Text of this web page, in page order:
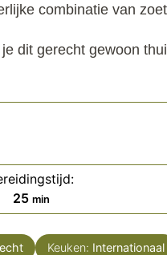
combinatie van
dit gerecht gewoon
25minuten
min
Keuken: Internationaal